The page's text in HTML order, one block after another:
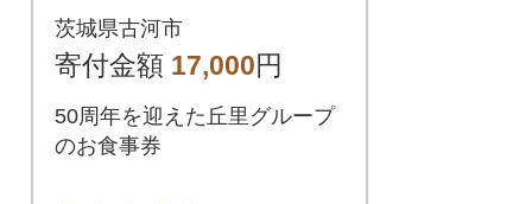
利用券 和食 釜めし 人
気 おすすめ _AI04
茨城県古河市
寄付金額 17,000円
50周年を迎えた丘里グループ
のお食事券